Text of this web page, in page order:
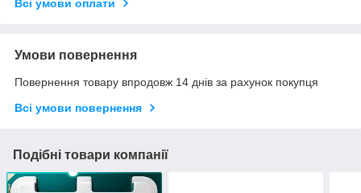
Всі умови оплати
Умови повернення
Повернення товару впродовж 14 днів за рахунок покупця
Всі умови повернення
Подібні товари компанії